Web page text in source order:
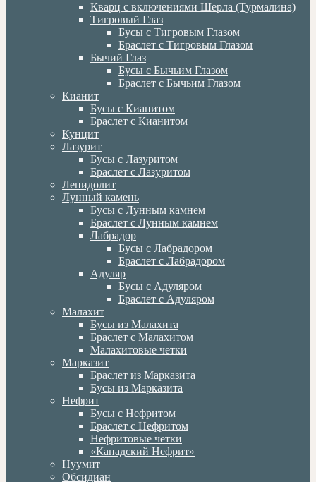
Кварц с включениями Шерла (Турмалина)
Тигровый Глаз
Бусы с Тигровым Глазом
Браслет с Тигровым Глазом
Бычий Глаз
Бусы с Бычьим Глазом
Браслет с Бычьим Глазом
Кианит
Бусы с Кианитом
Браслет с Кианитом
Кунцит
Лазурит
Бусы с Лазуритом
Браслет с Лазуритом
Лепидолит
Лунный камень
Бусы с Лунным камнем
Браслет с Лунным камнем
Лабрадор
Бусы с Лабрадором
Браслет с Лабрадором
Адуляр
Бусы с Адуляром
Браслет с Адуляром
Малахит
Бусы из Малахита
Браслет с Малахитом
Малахитовые четки
Марказит
Браслет из Марказита
Бусы из Марказита
Нефрит
Бусы с Нефритом
Браслет с Нефритом
Нефритовые четки
«Канадский Нефрит»
Нуумит
Обсидиан